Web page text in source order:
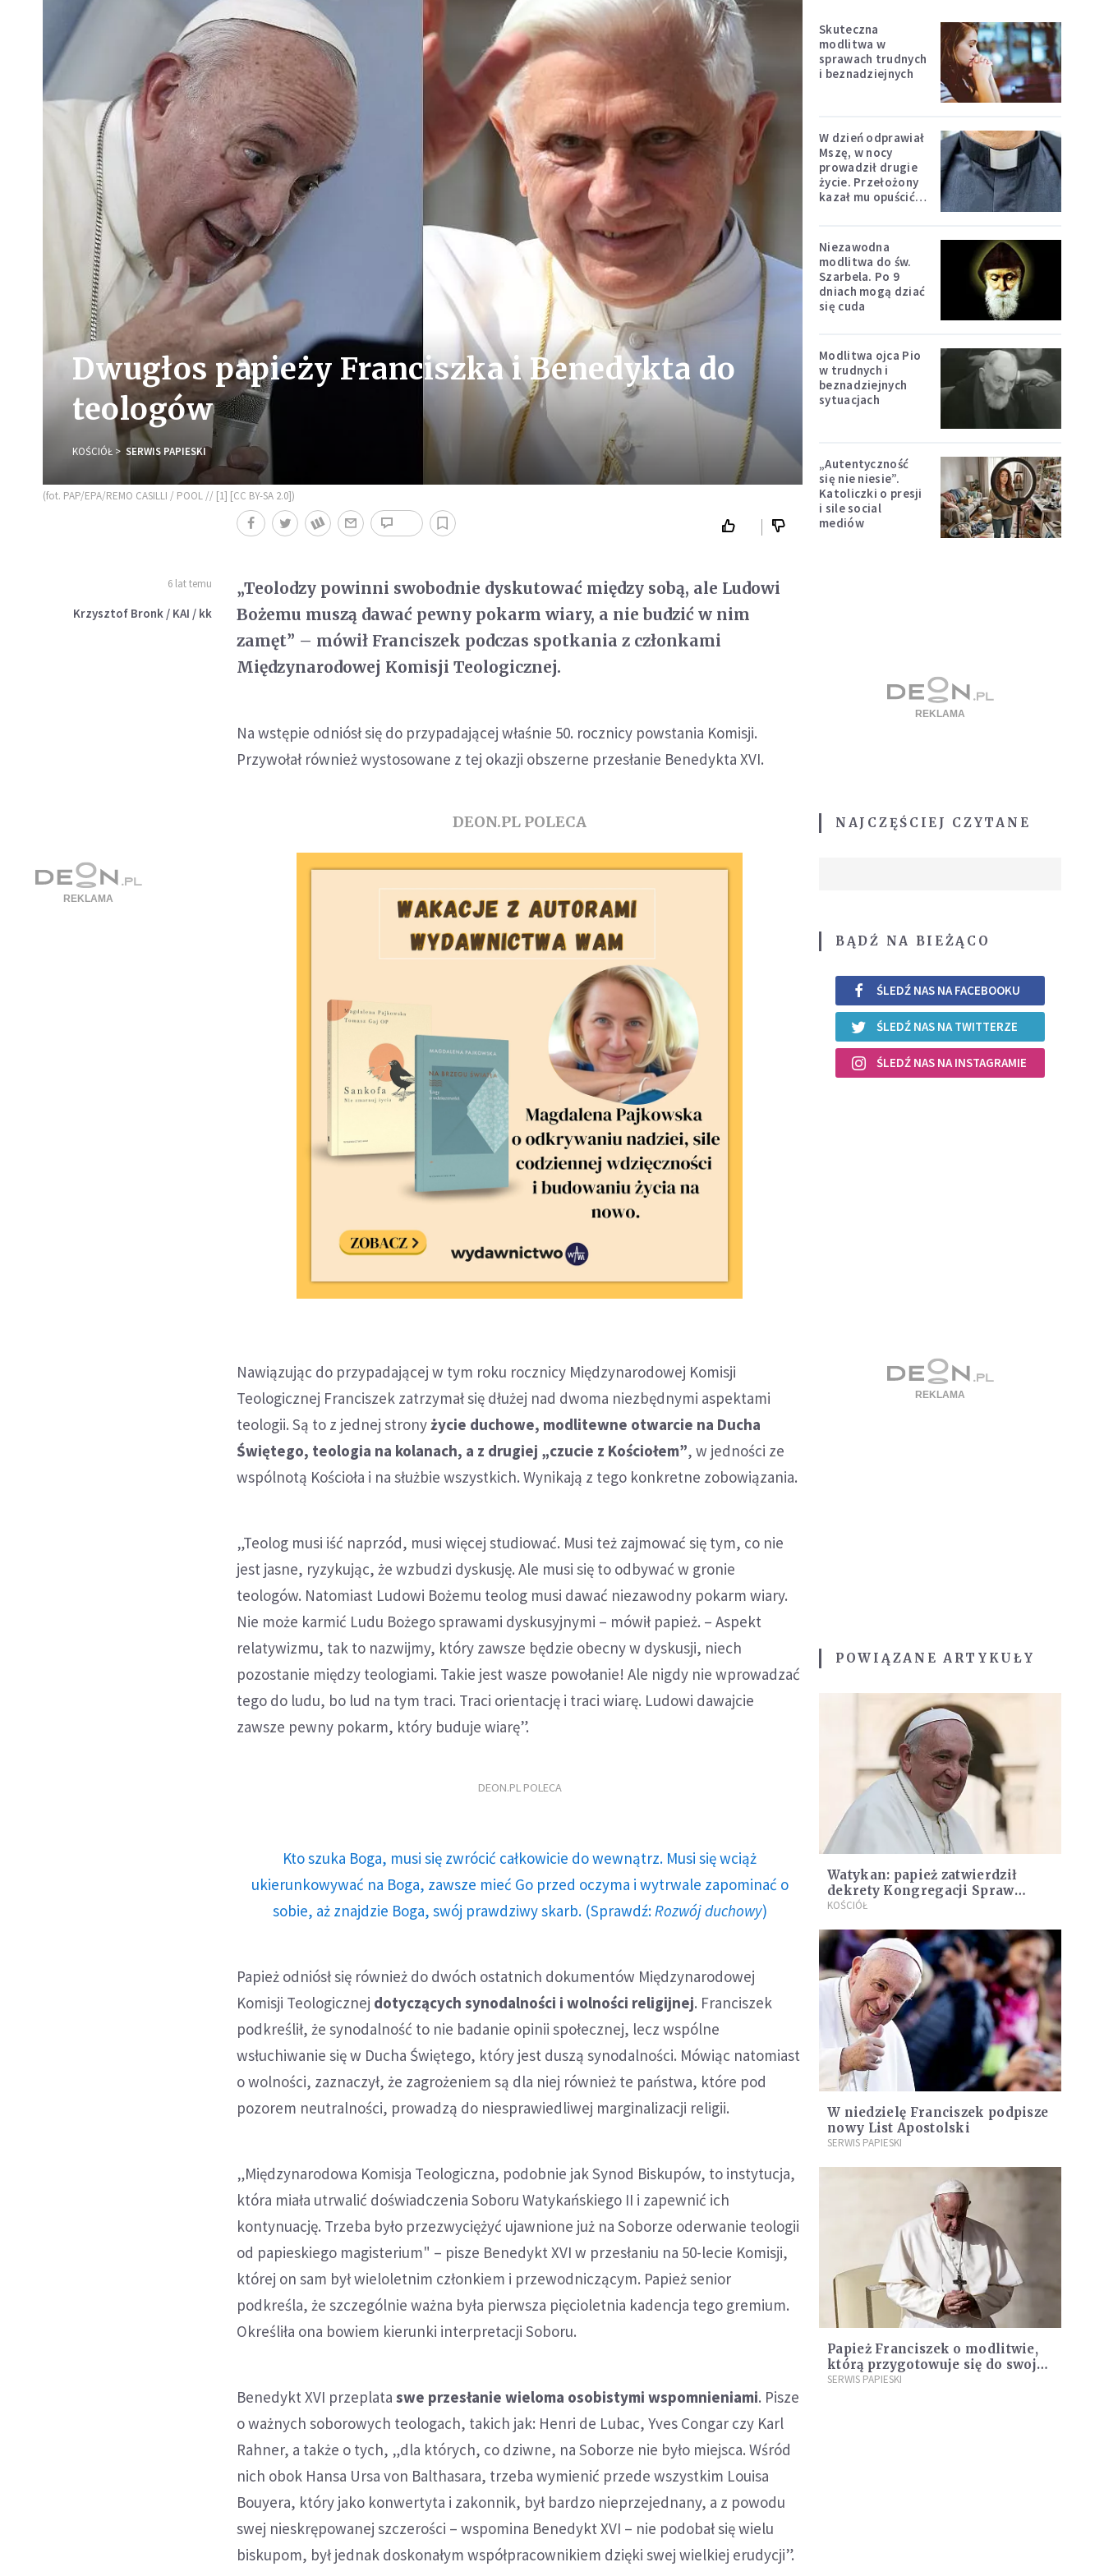
Dwugłos papieży Franciszka i Benedykta do
teologów
KOŚCIÓŁ SERWIS PAPIESKI
(fot. PAP/EPA/REMO CASILLI / POOL // [1] [CC BY-SA 2.0])
6 lat temu
Krzysztof Bronk / KAI / kk
„Teolodzy powinni swobodnie dyskutować między sobą, ale Ludowi
Bożemu muszą dawać pewny pokarm wiary, a nie budzić w nim
zamęt” – mówił Franciszek podczas spotkania z członkami
Międzynarodowej Komisji Teologicznej.
Na wstępie odniósł się do przypadającej właśnie 50. rocznicy powstania Komisji.
Przywołał również wystosowane z tej okazji obszerne przesłanie Benedykta XVI.
DEON.PL POLECA
Nawiązując do przypadającej w tym roku rocznicy Międzynarodowej Komisji
Teologicznej Franciszek zatrzymał się dłużej nad dwoma niezbędnymi aspektami
teologii. Są to z jednej stronyżycie duchowe, modlitewne otwarcie na Ducha
Świętego, teologia na kolanach, a z drugiej „czucie z Kościołem”, w jedności ze
wspólnotą Kościoła i na służbie wszystkich. Wynikają z tego konkretne zobowiązania.
„Teolog musi iść naprzód, musi więcej studiować. Musi też zajmować się tym, co nie
jest jasne, ryzykując, że wzbudzi dyskusję. Ale musi się to odbywać w gronie
teologów. Natomiast Ludowi Bożemu teolog musi dawać niezawodny pokarm wiary.
Nie może karmić Ludu Bożego sprawami dyskusyjnymi – mówił papież. – Aspekt
relatywizmu, tak to nazwijmy, który zawsze będzie obecny w dyskusji, niech
pozostanie między teologiami. Takie jest wasze powołanie! Ale nigdy nie wprowadzać
tego do ludu, bo lud na tym traci. Traci orientację i traci wiarę. Ludowi dawajcie
zawsze pewny pokarm, który buduje wiarę”.
DEON.PL POLECA
Kto szuka Boga, musi się zwrócić całkowicie do wewnątrz. Musi się wciąż
ukierunkowywać na Boga, zawsze mieć Go przed oczyma i wytrwale zapominać o
sobie, aż znajdzie Boga, swój prawdziwy skarb. (Sprawdź: Rozwój duchowy)
Papież odniósł się również do dwóch ostatnich dokumentów Międzynarodowej
Komisji Teologicznej dotyczących synodalności i wolności religijnej. Franciszek
podkreślił, że synodalność to nie badanie opinii społecznej, lecz wspólne
wsłuchiwanie się w Ducha Świętego, który jest duszą synodalności. Mówiąc natomiast
o wolności, zaznaczył, że zagrożeniem są dla niej również te państwa, które pod
pozorem neutralności, prowadzą do niesprawiedliwej marginalizacji religii.
„Międzynarodowa Komisja Teologiczna, podobnie jak Synod Biskupów, to instytucja,
która miała utrwalić doświadczenia Soboru Watykańskiego II i zapewnić ich
kontynuację. Trzeba było przezwyciężyć ujawnione już na Soborze oderwanie teologii
od papieskiego magisterium" – pisze Benedykt XVI w przesłaniu na 50-lecie Komisji,
której on sam był wieloletnim członkiem i przewodniczącym. Papież senior
podkreśla, że szczególnie ważna była pierwsza pięcioletnia kadencja tego gremium.
Określiła ona bowiem kierunki interpretacji Soboru.
Benedykt XVI przeplata swe przesłanie wieloma osobistymi wspomnieniami. Pisze
o ważnych soborowych teologach, takich jak: Henri de Lubac, Yves Congar czy Karl
Rahner, a także o tych, „dla których, co dziwne, na Soborze nie było miejsca. Wśród
nich obok Hansa Ursa von Balthasara, trzeba wymienić przede wszystkim Louisa
Bouyera, który jako konwertyta i zakonnik, był bardzo nieprzejednany, a z powodu
swej nieskrępowanej szczerości – wspomina Benedykt XVI – nie podobał się wielu
biskupom, był jednak doskonałym współpracownikiem dzięki swej wielkiej erudycji”.
Skuteczna
modlitwa w
sprawach trudnych
i beznadziejnych
W dzień odprawiał
Mszę, w nocy
prowadził drugie
życie. Przełożony
kazał mu opuścić
Niezawodna
modlitwa do św.
Szarbela. Po 9
dniach mogą dziać
się cuda
Modlitwa ojca Pio
w trudnych i
beznadziejnych
sytuacjach
„Autentyczność
się nie niesie”.
Katoliczki o presji
i sile social
mediów
NAJCZĘŚCIEJ CZYTANE
BĄDŹ NA BIEŻĄCO
ŚLEDŹ NAS NA FACEBOOKU
ŚLEDŹ NAS NA TWITTERZE
ŚLEDŹ NAS NA INSTAGRAMIE
POWIĄZANE ARTYKUŁY
Watykan: papież zatwierdził
dekrety Kongregacji Spraw
Kanonizacyjnych
KOŚCIÓŁ
W niedzielę Franciszek podpisze
nowy List Apostolski
SERWIS PAPIESKI
Papież Franciszek o modlitwie,
którą przygotowuje się do swojej
śmierci
SERWIS PAPIESKI